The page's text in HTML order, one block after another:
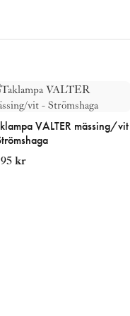
VALTER mässing/vit
kr